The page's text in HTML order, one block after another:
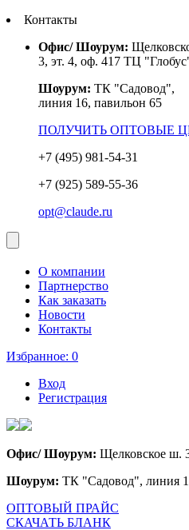
Контакты
Офис/ Шоурум:
3, эт. 4, оф. 417 ТЦ
Шоурум: ТК "Садовод",
линия 16, павильон 65
ПОЛУЧИТЬ ОПТОВЫЕ
+7 (495) 981-54-31
+7 (925) 589-55-36
opt@claude.ru
О компании
Партнерство
Как заказать
Новости
Контакты
Избранное: 0
Вход
Регистрация
Офис/ Шоурум: Щелковское ш.
Шоурум: ТК "Садовод", линия
ОПТОВЫЙ ПРАЙС
СКАЧАТЬ БЛАНК